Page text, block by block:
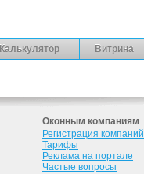
Калькулятор Витрина
Оконным компаниям
Регистрация компаний
Тарифы
Реклама на портале
Частые вопросы